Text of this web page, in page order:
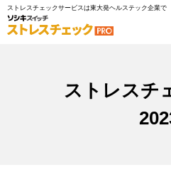
ストレスチェックサービスは東大発ヘルステック企業で
ストレスチ